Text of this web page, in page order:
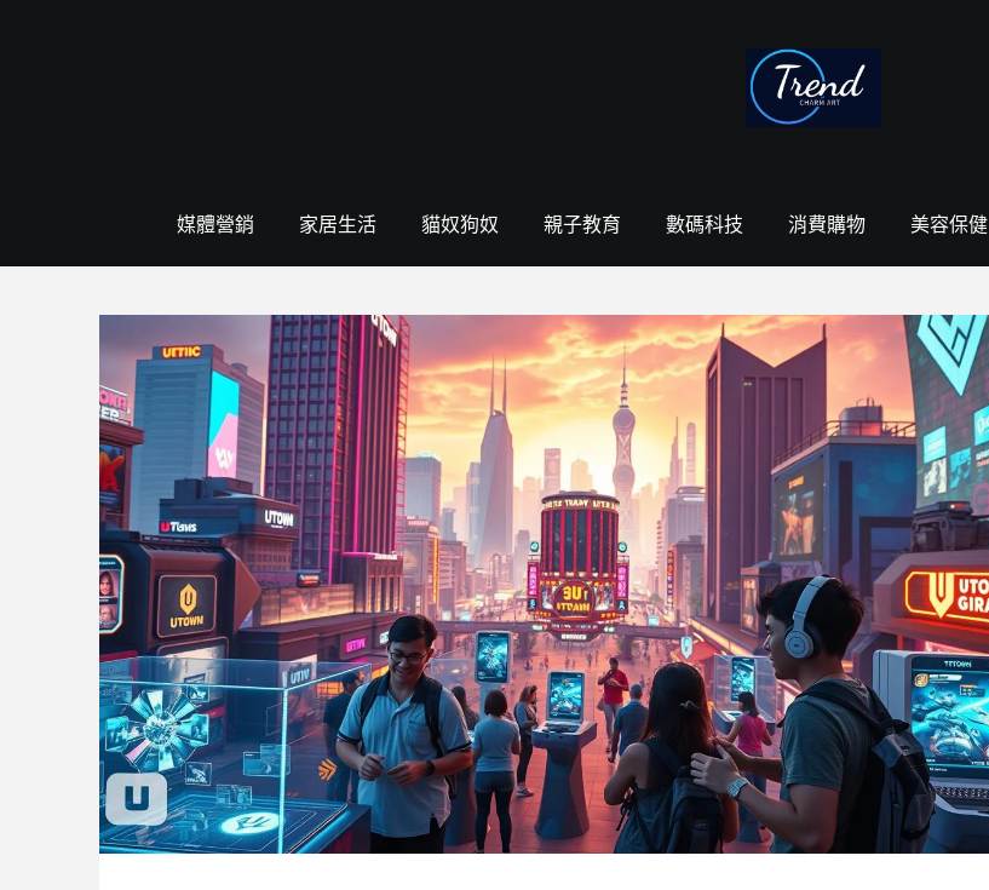
媒體營銷 家居生活 貓奴狗奴 親子教育 數碼科技 消費購物 美容保健